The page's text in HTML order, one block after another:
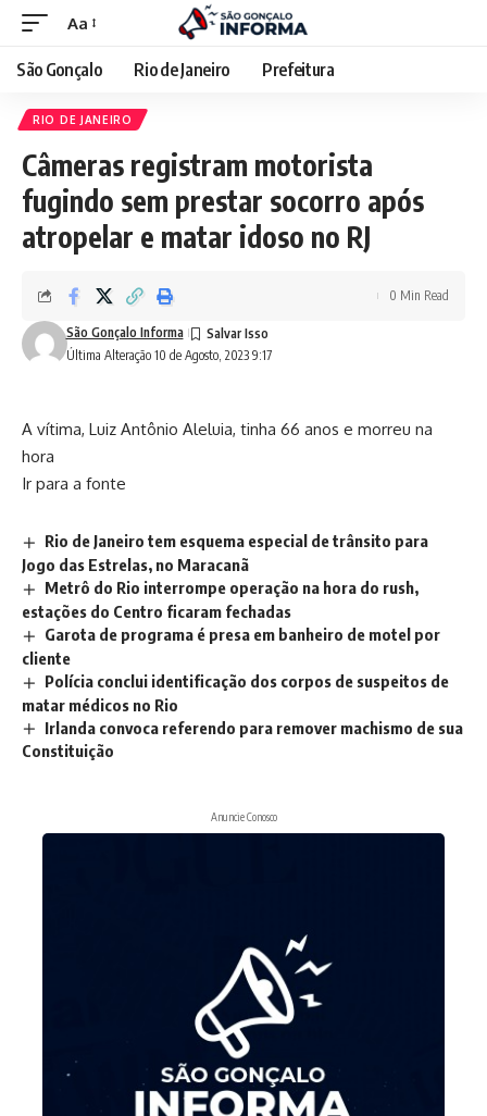
Aa
São Gonçalo Rio de Janeiro Prefeitura
RIO DE JANEIRO
Câmeras registram motorista
fugindo sem prestar socorro após
atropelar e matar idoso no RJ
Última Alteração 10 de Agosto, 2023 9:17
São Gonçalo Informa
0 Min Read
A vítima, Luiz Antônio Aleluia, tinha 66 anos e morreu na
hora
Ir para a fonte
Rio de Janeiro tem esquema especial de trânsito para
Jogo das Estrelas, no Maracanã
Metrô do Rio interrompe operação na hora do rush,
estações do Centro ficaram fechadas
Garota de programa é presa em banheiro de motel por
cliente
Polícia conclui identificação dos corpos de suspeitos de
matar médicos no Rio
Irlanda convoca referendo para remover machismo de sua
Constituição
Anuncie Conosco